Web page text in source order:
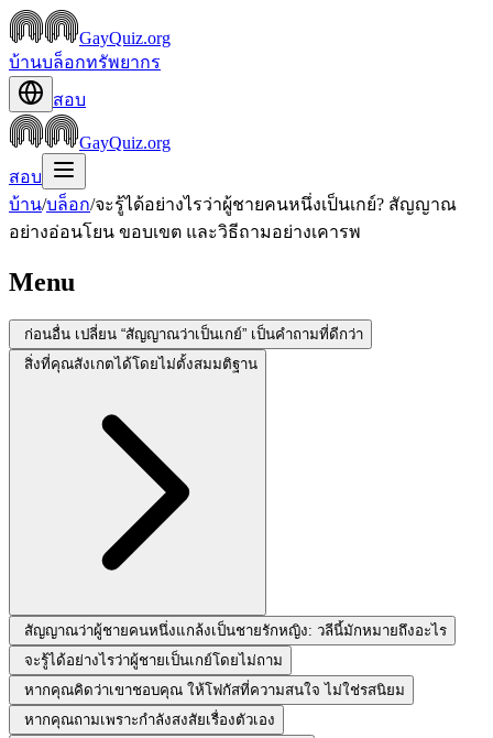
GayQuiz.org
บ้านบล็อกทรัพยากร
สอบ
GayQuiz.org
สอบ
บ้าน/บล็อก/จะรู้ได้อย่างไรว่าผู้ชายคนหนึ่งเป็นเกย์? สัญญาณ
อย่างอ่อนโยน ขอบเขต และวิธีถามอย่างเคารพ
Menu
ก่อนอื่น เปลี่ยน “สัญญาณว่าเป็นเกย์” เป็นคำถามที่ดีกว่า
สิ่งที่คุณสังเกตได้โดยไม่ตั้งสมมติฐาน
สัญญาณว่าผู้ชายคนหนึ่งแกล้งเป็นชายรักหญิง: วลีนี้มักหมายถึงอะไร
จะรู้ได้อย่างไรว่าผู้ชายเป็นเกย์โดยไม่ถาม
หากคุณคิดว่าเขาชอบคุณ ให้โฟกัสที่ความสนใจ ไม่ใช่รสนิยม
หากคุณถามเพราะกำลังสงสัยเรื่องตัวเอง